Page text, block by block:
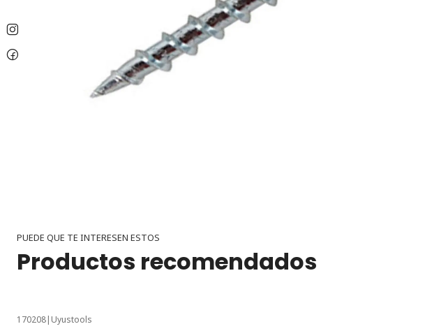
PUEDE QUE TE INTERESEN ESTOS
Productos recomendados
170208| Uyustools